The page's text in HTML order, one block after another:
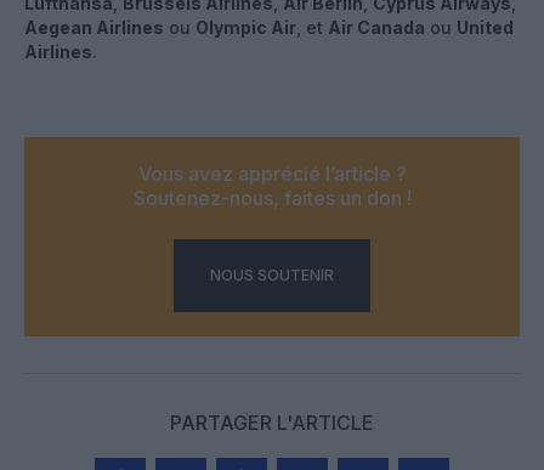
Aegean Airlines ou Olympic Air , et Air Canada ou United
Airlines.
Vous avez apprécié l’article ?
Soutenez-nous, faites un don !
NOUS SOUTENIR
PARTAGER L'ARTICLE